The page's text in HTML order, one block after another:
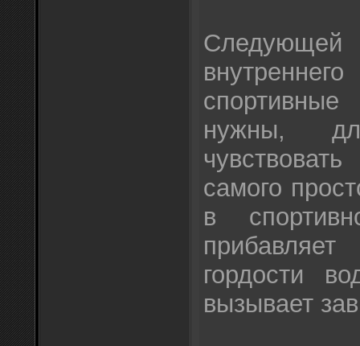
нужны,
самого
в
гордости
вызывает